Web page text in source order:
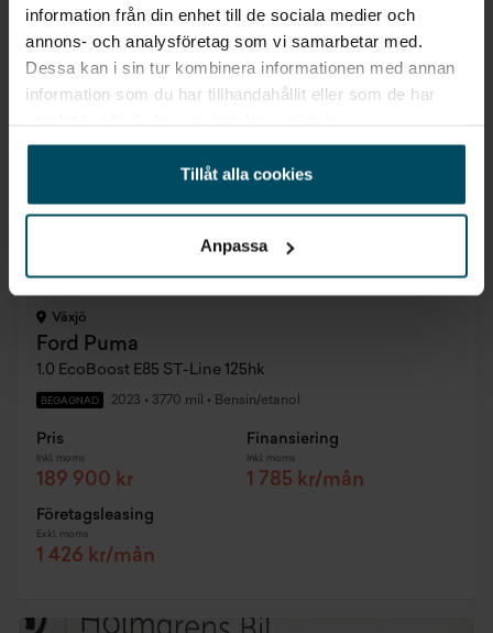
information från din enhet till de sociala medier och
annons- och analysföretag som vi samarbetar med.
Dessa kan i sin tur kombinera informationen med annan
information som du har tillhandahållit eller som de har
Tillåt alla cookies
Anpassa
1,95% ränta
Växjö
Ford Puma
1.0 EcoBoost E85 ST-Line 125hk
BEGAGNAD 2023 • 3770 mil • Bensin/etanol
Pris
Inkl. moms
189 900 kr
Finansiering
Inkl. moms
1 785 kr/mån
Företagsleasing
Exkl. moms
1 426 kr/mån